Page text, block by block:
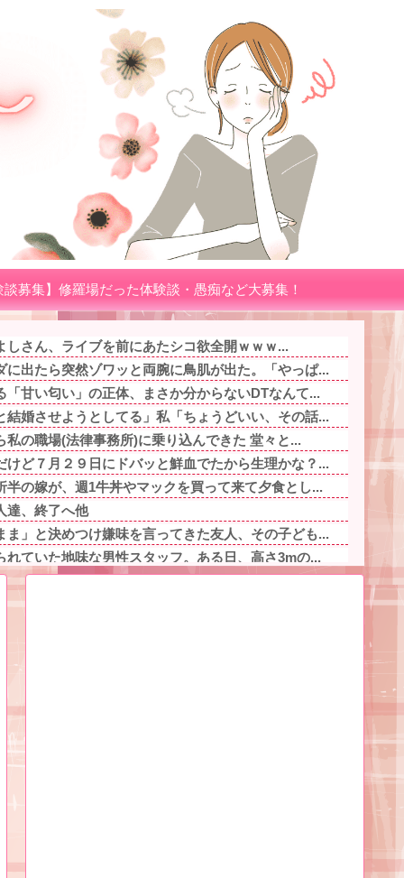
談募集】修羅場だった体験談・愚痴など大募集！
しさん、ライブを前にあたシコ欲全開ｗｗｗ...
に出たら突然ゾワッと両腕に鳥肌が出た。「やっぱ...
「甘い匂い」の正体、まさか分からないDTなんて...
結婚させようとしてる」私「ちょうどいい、その話...
私の職場(法律事務所)に乗り込んできた 堂々と...
けど７月２９日にドバッと鮮血でたから生理かな？...
半の嫁が、週1牛丼やマックを買って来て夕食とし...
達、終了へ他
ま」と決めつけ嫌味を言ってきた友人、その子ども...
れていた地味な男性スタッフ。ある日、高さ3mの...
に「コンビニの棚」に興味を示し始める・・・他